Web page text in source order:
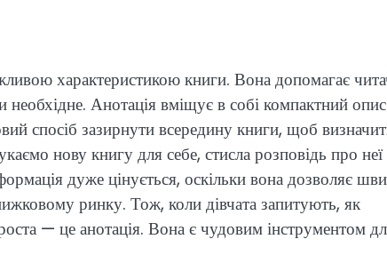
характеристикою книги. Вона допомагає
необхідне. Анотація вміщує в собі компактний опис
спосіб зазирнути всередину книги, щоб
нову книгу для себе, стисла розповідь про неї
дуже цінується, оскільки вона дозволяє
ринку. Тож, коли дівчата запитують, як
— це анотація. Вона є чудовим інструментом